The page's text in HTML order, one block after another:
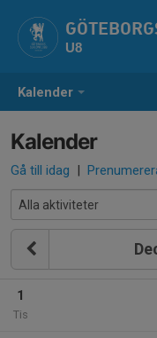
Kalender
U8
Kalender
Gå till idag |
1
Tis